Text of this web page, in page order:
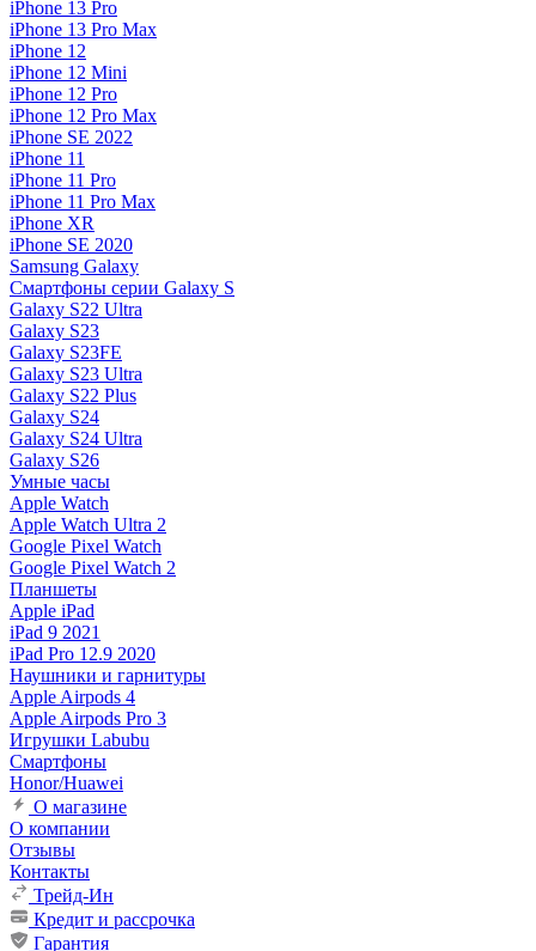
iPhone 13 Pro
iPhone 13 Pro Max
iPhone 12
iPhone 12 Mini
iPhone 12 Pro
iPhone 12 Pro Max
iPhone SE 2022
iPhone 11
iPhone 11 Pro
iPhone 11 Pro Max
iPhone XR
iPhone SE 2020
Samsung Galaxy
Смартфоны серии Galaxy S
Galaxy S22 Ultra
Galaxy S23
Galaxy S23FE
Galaxy S23 Ultra
Galaxy S22 Plus
Galaxy S24
Galaxy S24 Ultra
Galaxy S26
Умные часы
Apple Watch
Apple Watch Ultra 2
Google Pixel Watch
Google Pixel Watch 2
Планшеты
Apple iPad
iPad 9 2021
iPad Pro 12.9 2020
Наушники и гарнитуры
Apple Airpods 4
Apple Airpods Pro 3
Игрушки Labubu
Смартфоны
Honor/Huawei
О магазине
О компании
Отзывы
Контакты
Трейд-Ин
Кредит и рассрочка
Гарантия